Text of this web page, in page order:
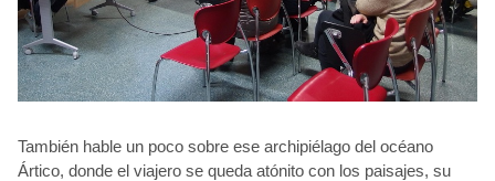
También hable un poco sobre ese archipiélago del océano
Ártico, donde el viajero se queda atónito con los paisajes, su